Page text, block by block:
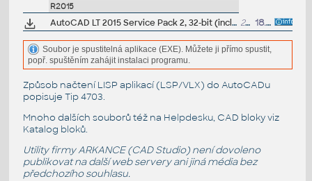
R2015
AutoCAD LT 2015 Service Pack 2, 32-bit (incl.SP1; CZ/EN/DE...) 23.5MB 18.9.2014
Soubor je spustitelná aplikace (EXE). Můžete ji přímo spustit,
popř. spuštěním zahájit instalaci programu.
Způsob načtení LISP aplikací (LSP/VLX) do AutoCADu
popisuje Tip 4703.
Mnoho dalších souborů též na Helpdesku, CAD bloky viz
Katalog bloků.
Utility firmy ARKANCE (CAD Studio) není dovoleno
publikovat na další web servery ani jiná média bez
předchozího souhlasu.